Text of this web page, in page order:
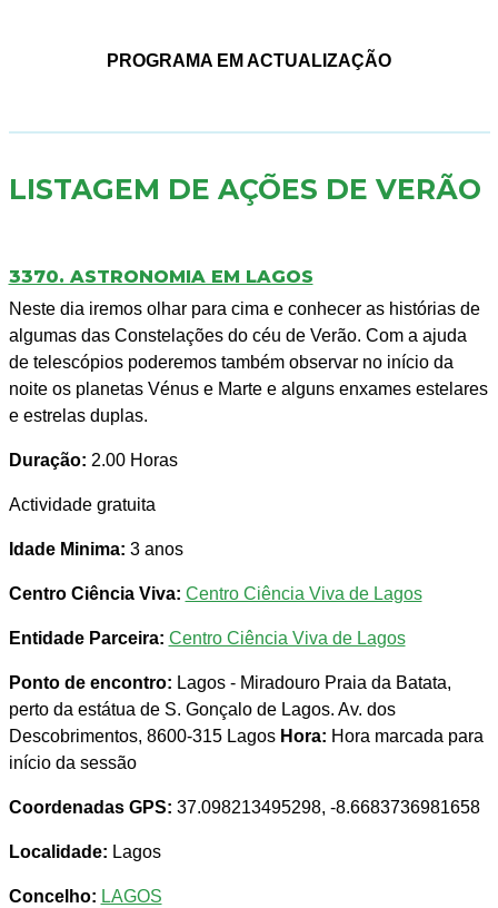
PROGRAMA EM ACTUALIZAÇÃO
LISTAGEM DE AÇÕES DE VERÃO
3370. ASTRONOMIA EM LAGOS
Neste dia iremos olhar para cima e conhecer as histórias de
algumas das Constelações do céu de Verão. Com a ajuda
de telescópios poderemos também observar no início da
noite os planetas Vénus e Marte e alguns enxames estelares
e estrelas duplas.
Duração: 2.00 Horas
Actividade gratuita
Idade Minima: 3 anos
Centro Ciência Viva: Centro Ciência Viva de Lagos
Entidade Parceira: Centro Ciência Viva de Lagos
Ponto de encontro: Lagos - Miradouro Praia da Batata,
perto da estátua de S. Gonçalo de Lagos. Av. dos
Descobrimentos, 8600-315 Lagos Hora: Hora marcada para
início da sessão
Coordenadas GPS: 37.098213495298, -8.6683736981658
Localidade: Lagos
Concelho: LAGOS